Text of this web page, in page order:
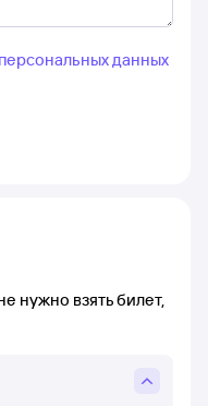
данных
нужно взять билет,